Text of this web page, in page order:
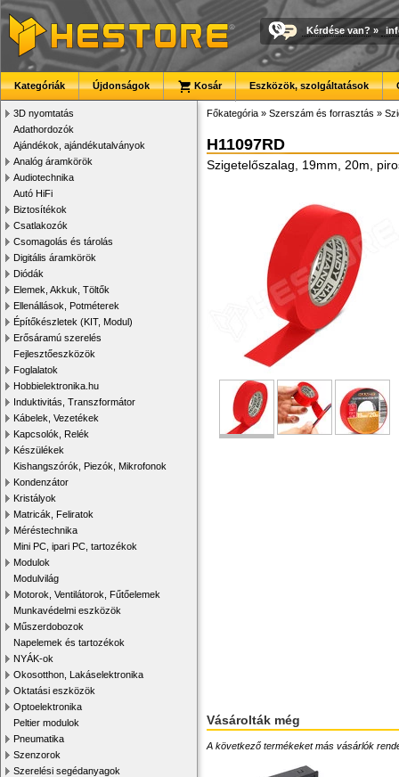
Kérdése van? »
Kategóriák Újdonságok Kosár Eszközök, szolgáltatások
3D nyomtatás
Adathordozók
Ajándékok, ajándékutalványok
Analóg áramkörök
Audiotechnika
Autó HiFi
Biztosítékok
Csatlakozók
Csomagolás és tárolás
Digitális áramkörök
Diódák
Elemek, Akkuk, Töltők
Ellenállások, Potméterek
Építőkészletek (KIT, Modul)
Erősáramú szerelés
Fejlesztőeszközök
Foglalatok
Hobbielektronika.hu
Induktivitás, Transzformátor
Kábelek, Vezetékek
Kapcsolók, Relék
Készülékek
Kishangszórók, Piezók, Mikrofonok
Kondenzátor
Kristályok
Matricák, Feliratok
Méréstechnika
Mini PC, ipari PC, tartozékok
Modulok
Modulvilág
Motorok, Ventilátorok, Fűtőelemek
Munkavédelmi eszközök
Műszerdobozok
Napelemek és tartozékok
NYÁK-ok
Okosotthon, Lakáselektronika
Oktatási eszközök
Optoelektronika
Peltier modulok
Pneumatika
Szenzorok
Szerelési segédanyagok
Főkategória » Szerszám és forrasztás »
H11097RD
Szigetelőszalag, 19mm, 20m,
Vásárolták még
A következő termékeket más vásárlók